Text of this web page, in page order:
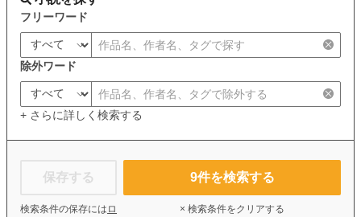
フリーワード
除外ワード
+ さらに詳しく検索する
保存する
検索条件の保存には ロ
9件を検索する
× 検索条件をクリアする